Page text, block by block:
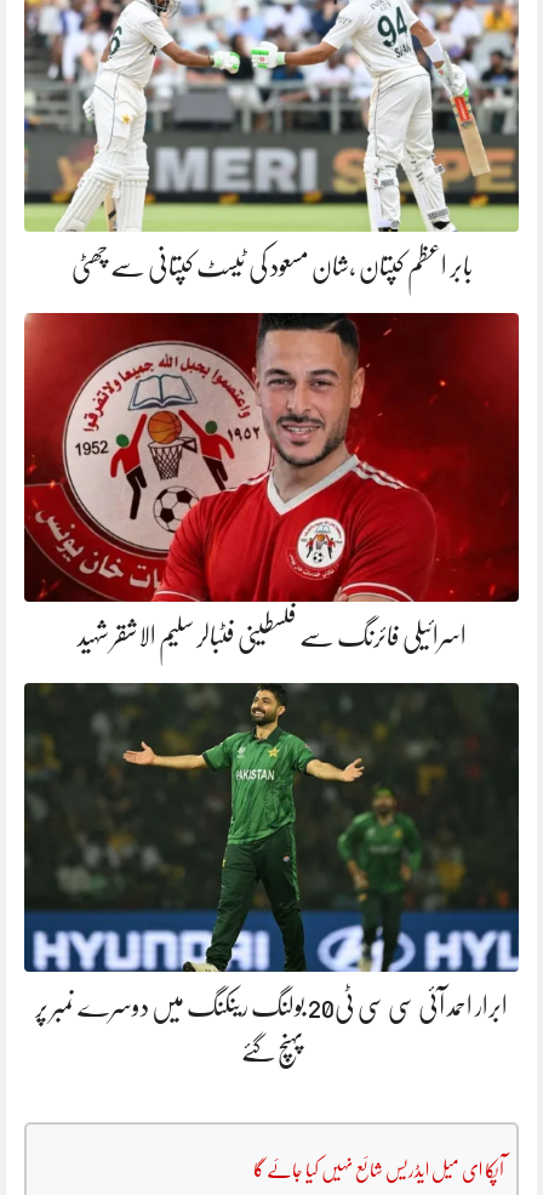
بابر اعظم کپتان ،شان مسعود کی ٹیسٹ کپتانی سے چھٹی
اسرائیلی فائرنگ سے فلسطینی فٹبالر سلیم الاشقر شہید
ابرار احمد آئی سی سی ٹی20 بولنگ رینکنگ میں دوسرے نمبر پر
پہنچ گئے
آپکا ای میل ایڈریس شائع نہیں کیا جائے گا